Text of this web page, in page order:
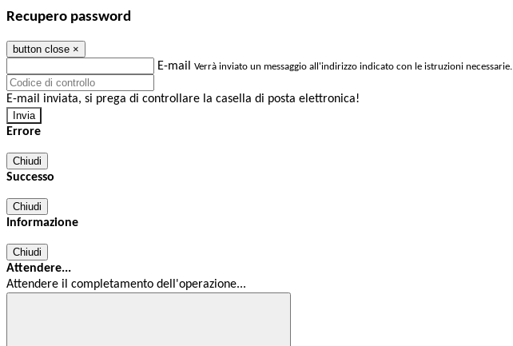
Recupero password
button close ×
E-mail Verrà inviato un messaggio all'indirizzo indicato con le istruzioni necessarie.
E-mail inviata, si prega di controllare la casella di posta elettronica!
Errore
Chiudi
Successo
Chiudi
Informazione
Chiudi
Attendere...
Attendere il completamento dell'operazione...